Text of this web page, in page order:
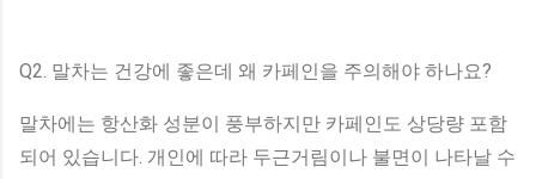
Q2. 말차는 건강에 좋은데 왜 카페인을 주의해야 하나요?
말차에는 항산화 성분이 풍부하지만 카페인도 상당량 포함
되어 있습니다. 개인에 따라 두근거림이나 불면이 나타날 수